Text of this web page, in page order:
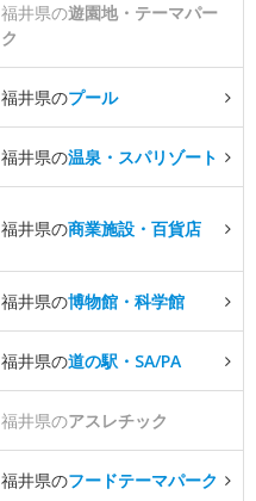
福井県の遊園地・テーマパー
ク
福井県のプール
福井県の温泉・スパリゾート
福井県の商業施設・百貨店
福井県の博物館・科学館
福井県の道の駅・SA/PA
福井県のアスレチック
福井県のフードテーマパーク